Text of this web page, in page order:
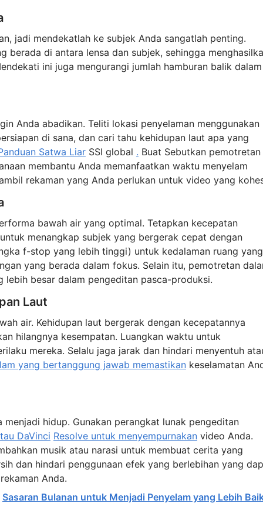
jadi mendekatlah ke subjek Anda sangatlah penting.
berada di antara lensa dan subjek, sehingga
ini juga mengurangi jumlah hamburan balik dalam
Anda abadikan. Teliti lokasi penyelaman menggunakan
di sana, dan cari tahu kehidupan laut apa yang
Satwa LiarSSI global . Buat Sebutkan pemotretan
membantu Anda memanfaatkan waktu menyelam
rekaman yang Anda perlukan untuk video yang
bawah air yang optimal. Tetapkan kecepatan
menangkap subjek yang bergerak cepat dengan
f-stop yang lebih tinggi) untuk kedalaman ruang yang
yang berada dalam fokus. Selain itu, pemotretan
besar dalam pengeditan pasca-produksi.
Laut
air. Kehidupan laut bergerak dengan kecepatannya
hilangnya kesempatan. Luangkan waktu untuk
mereka. Selalu jaga jarak dan hindari menyentuh
yang bertanggung jawab memastikankeselamatan
hidup. Gunakan perangkat lunak pengeditan
DaVinci Resolve untuk menyempurnakanvideo Anda.
musik atau narasi untuk membuat cerita yang
dan hindari penggunaan efek yang berlebihan yang
Anda.
Sasaran Bulanan untuk Menjadi Penyelam yang Lebih